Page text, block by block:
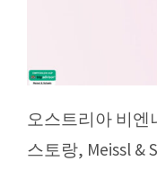
오스트리아 비엔
스토랑, Meissl &